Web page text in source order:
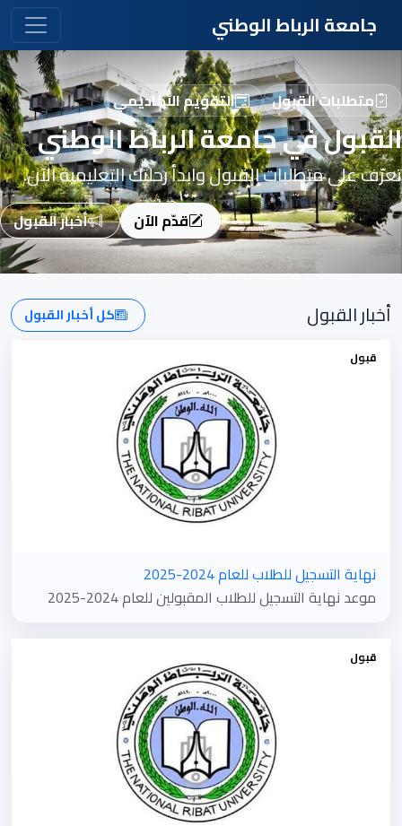
جامعة الرباط الوطني
متطلبات القبول التقويم الأكاديمي
القبول في جامعة الرباط الوطني
تعرّف على متطلبات القبول وابدأ رحلتك التعليمية الآن.
قدّم الآن أخبار القبول
أخبار القبول كل أخبار القبول
قبول
نهاية التسجيل للطلاب للعام 2024-2025
موعد نهاية التسجيل للطلاب المقبولين للعام 2024-2025
قبول